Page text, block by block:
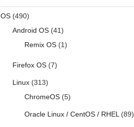
OS(490)
Android OS(41)
Remix OS(1)
Firefox OS(7)
Linux(313)
ChromeOS(5)
Oracle Linux / CentOS / RHEL(89)